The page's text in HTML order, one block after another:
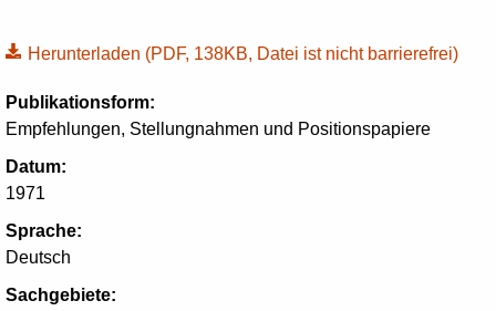
Herunterladen (PDF, 138KB, Datei ist nicht barrierefrei)
Publikationsform:
Empfehlungen, Stellungnahmen und Positionspapiere
Datum:
1971
Sprache:
Deutsch
Sachgebiete: